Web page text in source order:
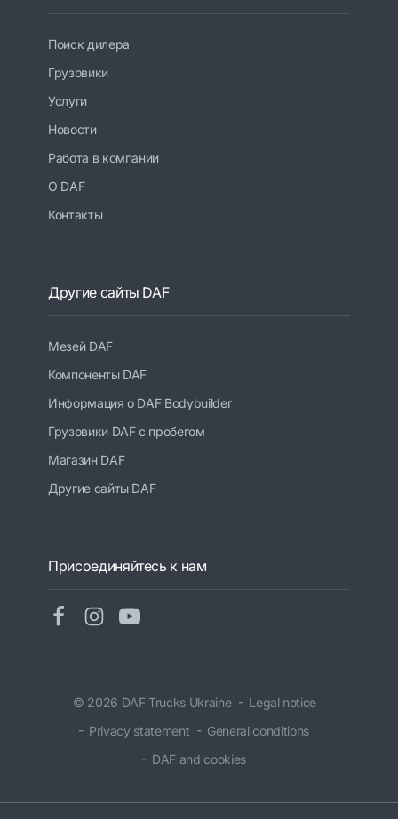
Поиск дилера
Грузовики
Услуги
Новости
Работа в компании
О DAF
Контакты
Другие сайты DAF
Мезей DAF
Компоненты DAF
Информация о DAF Bodybuilder
Грузовики DAF с пробегом
Магазин DAF
Другие сайты DAF
Присоединяйтесь к нам
© 2026 DAF Trucks Ukraine
Legal notice
Privacy statement
General conditions
DAF and cookies